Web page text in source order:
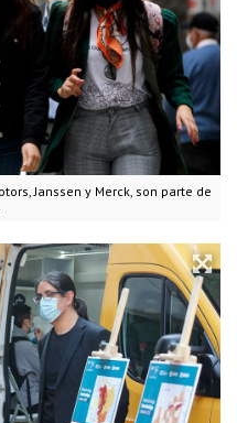
Janssen y Merck, son parte de